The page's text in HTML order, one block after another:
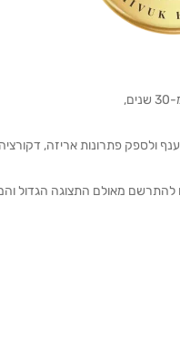
ולספק פתרונות אריזה,